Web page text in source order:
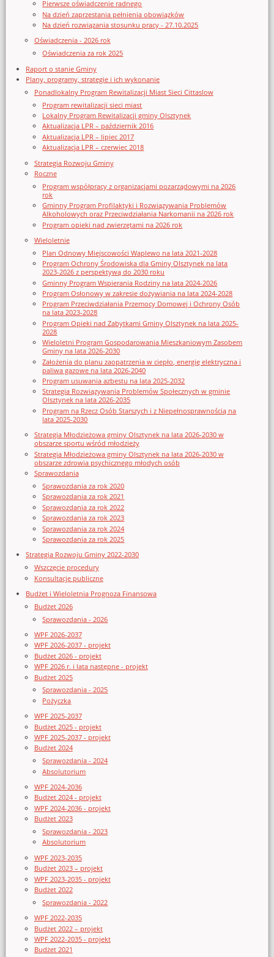
Pierwsze oświadczenie radnego
Na dzień zaprzestania pełnienia obowiązków
Na dzień rozwiązania stosunku pracy - 27.10.2025
Oświadczenia - 2026 rok
Oświadczenia za rok 2025
Raport o stanie Gminy
Plany, programy, strategie i ich wykonanie
Ponadlokalny Program Rewitalizacji Miast Sieci Cittaslow
Program rewitalizacji sieci miast
Lokalny Program Rewitalizacji gminy Olsztynek
Aktualizacja LPR – październik 2016
Aktualizacja LPR – lipiec 2017
Aktualizacja LPR – czerwiec 2018
Strategia Rozwoju Gminy
Roczne
Program współpracy z organizacjami pozarządowymi na 2026
rok
Gminny Program Profilaktyki i Rozwiązywania Problemów
Alkoholowych oraz Przeciwdziałania Narkomanii na 2026 rok
Program opieki nad zwierzętami na 2026 rok
Wieloletnie
Plan Odnowy Miejscowości Waplewo na lata 2021-2028
Program Ochrony Środowiska dla Gminy Olsztynek na lata
2023-2026 z perspektywą do 2030 roku
Gminny Program Wspierania Rodziny na lata 2024-2026
Program Osłonowy w zakresie dożywiania na lata 2024-2028
Program Przeciwdziałania Przemocy Domowej i Ochrony Osób
na lata 2023-2028
Program Opieki nad Zabytkami Gminy Olsztynek na lata 2025-
2028
Wieloletni Program Gospodarowania Mieszkaniowym Zasobem
Gminy na lata 2026-2030
Założenia do planu zaopatrzenia w ciepło, energię elektryczna i
paliwa gazowe na lata 2026-2040
Program usuwania azbestu na lata 2025-2032
Strategia Rozwiązywania Problemów Społecznych w gminie
Olsztynek na lata 2026-2035
Program na Rzecz Osób Starszych i z Niepełnosprawnością na
lata 2025-2030
Strategia Młodzieżowa gminy Olsztynek na lata 2026-2030 w
obszarze sportu wśród młodzieży
Strategia Młodzieżowa gminy Olsztynek na lata 2026-2030 w
obszarze zdrowia psychicznego młodych osób
Sprawozdania
Sprawozdania za rok 2020
Sprawozdania za rok 2021
Sprawozdania za rok 2022
Sprawozdania za rok 2023
Sprawozdania za rok 2024
Sprawozdania za rok 2025
Strategia Rozwoju Gminy 2022-2030
Wszczęcie procedury
Konsultacje publiczne
Budżet i Wieloletnia Prognoza Finansowa
Budżet 2026
Sprawozdania - 2026
WPF 2026-2037
WPF 2026-2037 - projekt
Budżet 2026 - projekt
WPF 2026 r. i lata następne - projekt
Budżet 2025
Sprawozdania - 2025
Pożyczka
WPF 2025-2037
Budżet 2025 - projekt
WPF 2025-2037 - projekt
Budżet 2024
Sprawozdania - 2024
Absolutorium
WPF 2024-2036
Budżet 2024 - projekt
WPF 2024-2036 - projekt
Budżet 2023
Sprawozdania - 2023
Absolutorium
WPF 2023-2035
Budżet 2023 – projekt
WPF 2023-2035 - projekt
Budżet 2022
Sprawozdania - 2022
WPF 2022-2035
Budżet 2022 – projekt
WPF 2022-2035 - projekt
Budżet 2021